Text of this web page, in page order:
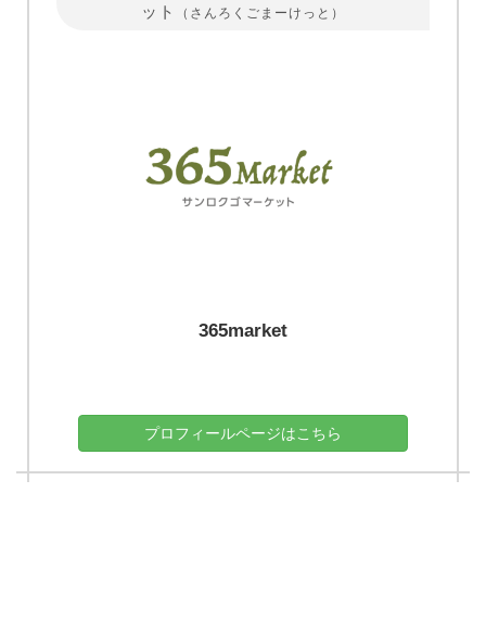
ット
（さんろくごまーけっと）
365market
プロフィールページはこちら